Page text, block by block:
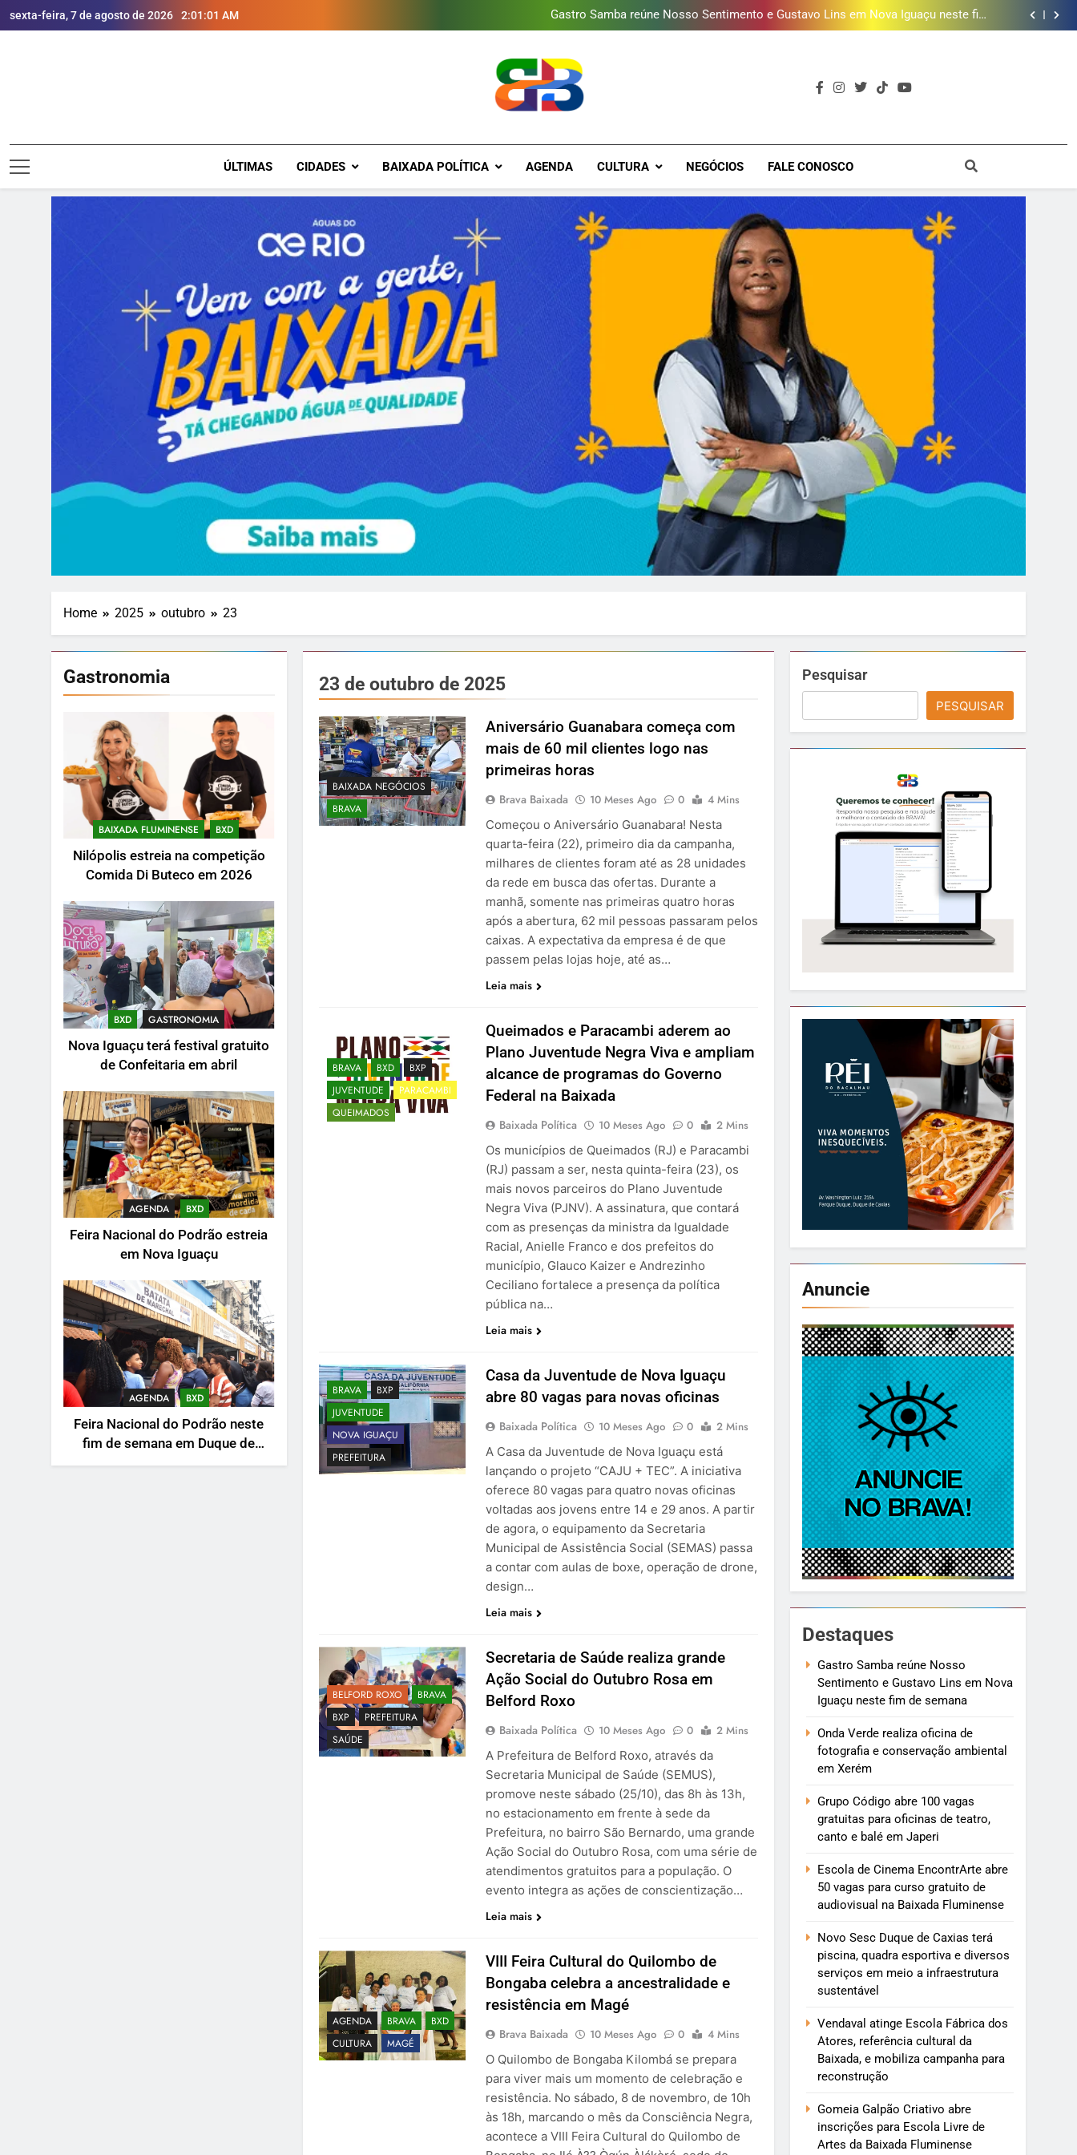
sexta-feira, 7 de agosto de 2026 2:01:02 AM
como escolher o que mais combina com ele
Gastro Samba reúne Nosso Sentimento e Gustavo Lins em Nova Iguaçu neste fim
de semana
Shopping Grande Rio sorteia MacBook e oferece vinho em campanha de Dia dos
Guanabara tem diversas opções de vinhos para presentear o seu pai. Descubra
Gastro Samba reúne Nosso Sentimento e Gustavo Lins em Nova Iguaçu neste fim
Shopping Grande Rio sorteia MacBook e oferece vinho em campanha de Dia dos
Obra garante a preservação de 190 milhões de litros de água por ano na Baixada
Brava Baixada
ÚLTIMAS CIDADES BAIXADA POLÍTICA AGENDA CULTURA NEGÓCIOS FALE CONOSCO
Home 2025 outubro 23
Gastronomia
BAIXADA FLUMINENSE BXD
Nilópolis estreia na competição
Comida Di Buteco em 2026
BXD GASTRONOMIA
Nova Iguaçu terá festival gratuito
de Confeitaria em abril
AGENDA BXD
Feira Nacional do Podrão estreia
em Nova Iguaçu
AGENDA BXD
Feira Nacional do Podrão neste
fim de semana em Duque de
Caxias
23 de outubro de 2025
BAIXADA NEGÓCIOS
BRAVA
Aniversário Guanabara começa com
mais de 60 mil clientes logo nas
primeiras horas
Brava Baixada 10 Meses Ago 0
4 Mins
Começou o Aniversário Guanabara! Nesta
quarta-feira (22), primeiro dia da campanha,
milhares de clientes foram até as 28 unidades
da rede em busca das ofertas. Durante a
manhã, somente nas primeiras quatro horas
após a abertura, 62 mil pessoas passaram pelos
caixas. A expectativa da empresa é de que
passem pelas lojas hoje, até as…
Leia mais
BRAVA BXD
BXP
JUVENTUDE
PARACAMBI
QUEIMADOS
Queimados e Paracambi aderem ao
Plano Juventude Negra Viva e ampliam
alcance de programas do Governo
Federal na Baixada
Baixada Política 10 Meses Ago 0
2 Mins
Os municípios de Queimados (RJ) e Paracambi
(RJ) passam a ser, nesta quinta-feira (23), os
mais novos parceiros do Plano Juventude
Negra Viva (PJNV). A assinatura, que contará
com as presenças da ministra da Igualdade
Racial, Anielle Franco e dos prefeitos do
município, Glauco Kaizer e Andrezinho
Ceciliano fortalece a presença da política
pública na…
Leia mais
BRAVA
BXP
JUVENTUDE
NOVA IGUAÇU
PREFEITURA
Casa da Juventude de Nova Iguaçu
abre 80 vagas para novas oficinas
Baixada Política 10 Meses Ago 0
2 Mins
A Casa da Juventude de Nova Iguaçu está
lançando o projeto “CAJU + TEC”. A iniciativa
oferece 80 vagas para quatro novas oficinas
voltadas aos jovens entre 14 e 29 anos. A partir
de agora, o equipamento da Secretaria
Municipal de Assistência Social (SEMAS) passa
a contar com aulas de boxe, operação de drone,
design…
Leia mais
BELFORD ROXO
BRAVA
BXP
PREFEITURA
SAÚDE
Secretaria de Saúde realiza grande
Ação Social do Outubro Rosa em
Belford Roxo
Baixada Política 10 Meses Ago 0
2 Mins
A Prefeitura de Belford Roxo, através da
Secretaria Municipal de Saúde (SEMUS),
promove neste sábado (25/10), das 8h às 13h,
no estacionamento em frente à sede da
Prefeitura, no bairro São Bernardo, uma grande
Ação Social do Outubro Rosa, com uma série de
atendimentos gratuitos para a população. O
evento integra as ações de conscientização…
Leia mais
AGENDA BRAVA
BXD
CULTURA
MAGÉ
VIII Feira Cultural do Quilombo de
Bongaba celebra a ancestralidade e
resistência em Magé
Brava Baixada 10 Meses Ago 0
4 Mins
O Quilombo de Bongaba Kilombá se prepara
para viver mais um momento de celebração e
resistência. No sábado, 8 de novembro, de 10h
às 18h, marcando o mês da Consciência Negra,
acontece a VIII Feira Cultural do Quilombo de
Pesquisar
PESQUISAR
Anuncie
Destaques
Gastro Samba reúne Nosso
Sentimento e Gustavo Lins em Nova
Iguaçu neste fim de semana
Onda Verde realiza oficina de
fotografia e conservação ambiental
em Xerém
Grupo Código abre 100 vagas
gratuitas para oficinas de teatro,
canto e balé em Japeri
Escola de Cinema EncontrArte abre
50 vagas para curso gratuito de
audiovisual na Baixada Fluminense
Novo Sesc Duque de Caxias terá
piscina, quadra esportiva e diversos
serviços em meio a infraestrutura
sustentável
Vendaval atinge Escola Fábrica dos
Atores, referência cultural da
Baixada, e mobiliza campanha para
reconstrução
Gomeia Galpão Criativo abre
inscrições para Escola Livre de
Artes da Baixada Fluminense